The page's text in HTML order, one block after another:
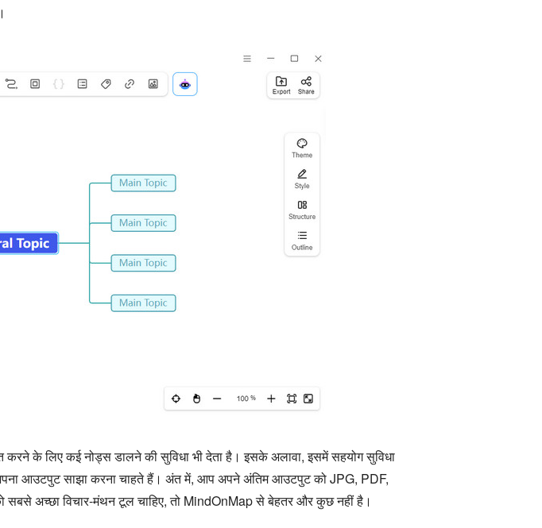
करने के लिए कई नोड्स डालने की सुविधा भी देता है। इसके अलावा, इसमें सहयोग सुविधा
आउटपुट साझा करना चाहते हैं। अंत में, आप अपने अंतिम आउटपुट को JPG, PDF,
अच्छा विचार-मंथन टूल चाहिए, तो MindOnMap से बेहतर और कुछ नहीं है।